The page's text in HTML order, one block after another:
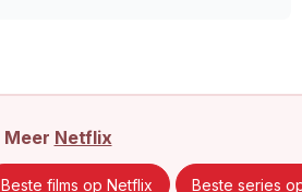
Meer Netflix
Beste films op Netflix Beste series